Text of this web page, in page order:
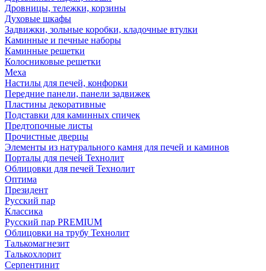
Дровницы, тележки, корзины
Духовые шкафы
Задвижки, зольные коробки, кладочные втулки
Каминные и печные наборы
Каминные решетки
Колосниковые решетки
Меха
Настилы для печей, конфорки
Передние панели, панели задвижек
Пластины декоративные
Подставки для каминных спичек
Предтопочные листы
Прочистные дверцы
Элементы из натурального камня для печей и каминов
Порталы для печей Технолит
Облицовки для печей Технолит
Оптима
Президент
Русский пар
Классика
Русский пар PREMIUM
Облицовки на трубу Технолит
Талькомагнезит
Талькохлорит
Серпентинит